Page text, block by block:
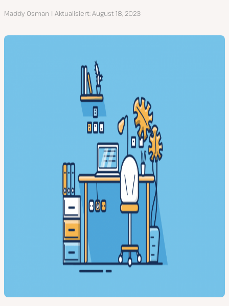
Autor
Maddy Osman Aktualisiert August 18, 2023